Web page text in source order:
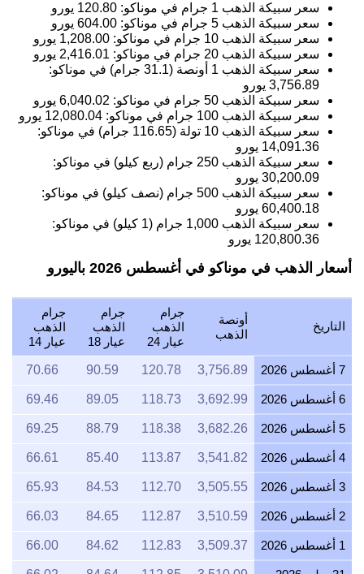
سعر سبيكة الذهب 1 جرام في موناكو: 120.80 يورو
سعر سبيكة الذهب 5 جرام في موناكو:
604.00 يورو
سعر سبيكة الذهب 10 جرام في موناكو:
1,208.00 يورو
سعر سبيكة الذهب 20 جرام في موناكو:
2,416.01 يورو
سعر سبيكة الذهب 1 أونصة (31.1 جرام) في موناكو:
3,756.89 يورو
سعر سبيكة الذهب 50 جرام في موناكو:
6,040.02 يورو
سعر سبيكة الذهب 100 جرام في موناكو:
12,080.04 يورو
سعر سبيكة الذهب 10 تولة (116.65 جرام) في موناكو:
14,091.36 يورو
سعر سبيكة الذهب 250 جرام (ربع كيلو) في موناكو:
30,200.09 يورو
سعر سبيكة الذهب 500 جرام (نصف كيلو) في موناكو:
60,400.18 يورو
سعر سبيكة الذهب 1,000 جرام (1 كيلو) في موناكو:
120,800.36 يورو
أسعار الذهب في موناكو في أغسطس 2026 باليورو
التاريخ
أونصة
الذهب
جرام
الذهب
عيار 24
جرام
الذهب
عيار 18
جرام
الذهب
عيار 14
7 أغسطس 2026 3,756.89
120.78
90.59
70.66
6 أغسطس 2026 3,692.99
118.73
89.05
69.46
5 أغسطس 2026 3,682.26
118.38
88.79
69.25
4 أغسطس 2026 3,541.82
113.87
85.40
66.61
3 أغسطس 2026 3,505.55
112.70
84.53
65.93
2 أغسطس 2026 3,510.59
112.87
84.65
66.03
1 أغسطس 2026 3,509.37
112.83
84.62
66.00